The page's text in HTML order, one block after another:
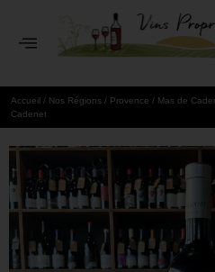
Accueil / Nos Régions / Provence / Mas de
Cadenet